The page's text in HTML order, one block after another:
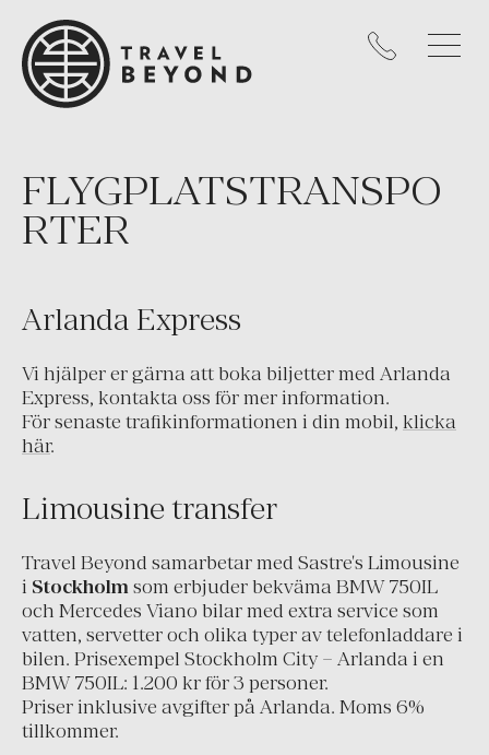
Mexiko
Nicaragua
Uruguay
USA
Västindien
EUROPA
Cypern
England
Grekland
Irland
Island
Italien
Montenegro
Nederländerna
Portugal
FLYGPLATSTRANSPO
RTER
Arlanda Express
Vi hjälper er gärna att boka biljetter med Arlanda
Express, kontakta oss för mer information.
För senaste trafikinformationen i din mobil, klicka
här.
Limousine transfer
Travel Beyond samarbetar med Sastre's Limousine
i Stockholm som erbjuder bekväma BMW 750IL
och Mercedes Viano bilar med extra service som
vatten, servetter och olika typer av telefonladdare i
bilen. Prisexempel Stockholm City – Arlanda i en
BMW 750IL: 1.200 kr för 3 personer.
Priser inklusive avgifter på Arlanda. Moms 6%
tillkommer.